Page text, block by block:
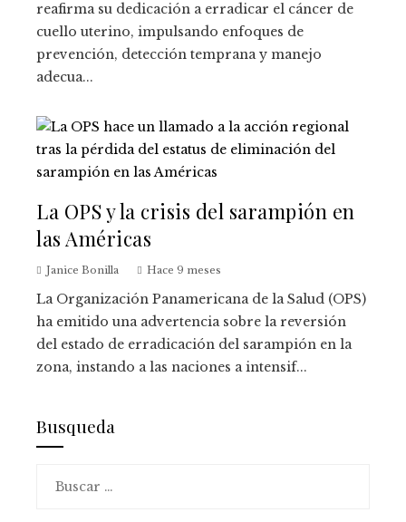
reafirma su dedicación a erradicar el cáncer de
cuello uterino, impulsando enfoques de
prevención, detección temprana y manejo
adecua...
La OPS y la crisis del sarampión en
las Américas
Janice Bonilla Hace 9 meses
La Organización Panamericana de la Salud (OPS)
ha emitido una advertencia sobre la reversión
del estado de erradicación del sarampión en la
zona, instando a las naciones a intensif...
Busqueda